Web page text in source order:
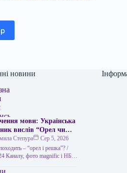
новини
мови: Українська
вислів “Орел чи
та чим його можна
в українській мові
чи решка” – це
Степура
Сер 5, 2026
– “орел і решка”? /
Каналу, фото magnific і НБУ